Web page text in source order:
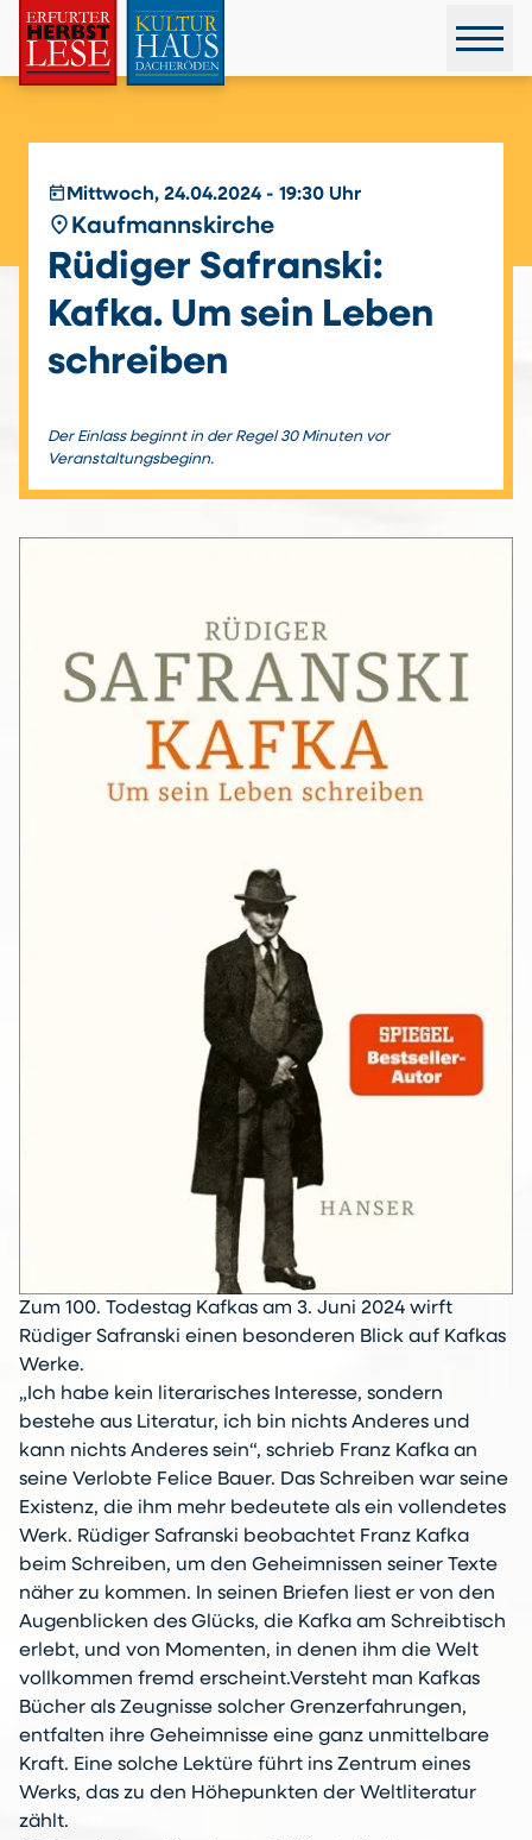
today Mittwoch, 24.04.2024 - 19:30 Uhr
place Kaufmannskirche
Rüdiger Safranski:
Kafka. Um sein Leben
schreiben
Der Einlass beginnt in der Regel 30 Minuten vor
Veranstaltungsbeginn.
Zum 100. Todestag Kafkas am 3. Juni 2024 wirft
Rüdiger Safranski einen besonderen Blick auf Kafkas
Werke.
„Ich habe kein literarisches Interesse, sondern
bestehe aus Literatur, ich bin nichts Anderes und
kann nichts Anderes sein“, schrieb Franz Kafka an
seine Verlobte Felice Bauer. Das Schreiben war seine
Existenz, die ihm mehr bedeutete als ein vollendetes
Werk. Rüdiger Safranski beobachtet Franz Kafka
beim Schreiben, um den Geheimnissen seiner Texte
näher zu kommen. In seinen Briefen liest er von den
Augenblicken des Glücks, die Kafka am Schreibtisch
erlebt, und von Momenten, in denen ihm die Welt
vollkommen fremd erscheint.Versteht man Kafkas
Bücher als Zeugnisse solcher Grenzerfahrungen,
entfalten ihre Geheimnisse eine ganz unmittelbare
Kraft. Eine solche Lektüre führt ins Zentrum eines
Werks, das zu den Höhepunkten der Weltliteratur
zählt.